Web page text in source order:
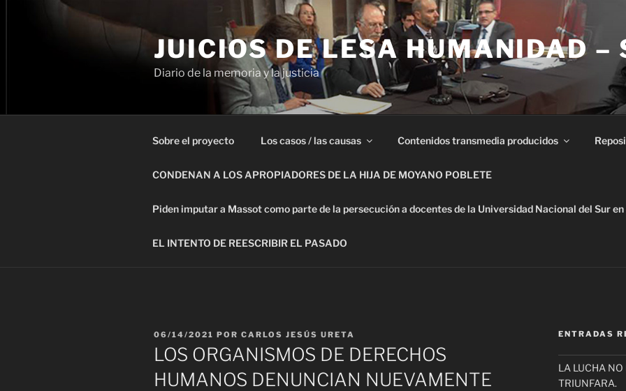
JUICIOS DE LESA HUMANIDAD –
Diario de la memoria y la justicia
Sobre el proyecto Los casos / las causas Contenidos transmedia producidos
CONDENAN A LOS APROPIADORES DE LA HIJA DE MOYANO POBLETE
Piden imputar a Massot como parte de la persecución a docentes de la Universidad Nacional del Sur
EL INTENTO DE REESCRIBIR EL PASADO
PUBLICADO
EL
06/14/2021 POR CARLOS JESÚS URETA
LOS ORGANISMOS DE DERECHOS
HUMANOS DENUNCIAN NUEVAMENTE
ENTRADAS
LA LUCHA
TRIUNFARA.